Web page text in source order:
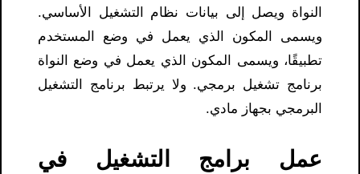
النواة ويصل إلى بيانات نظام التشغيل الأساسي.
ويسمى المكون الذي يعمل في وضع المستخدم
تطبيقًا، ويسمى المكون الذي يعمل في وضع النواة
برنامج تشغيل برمجي. ولا يرتبط برنامج التشغيل
البرمجي بجهاز مادي.
عمل برامج التشغيل في